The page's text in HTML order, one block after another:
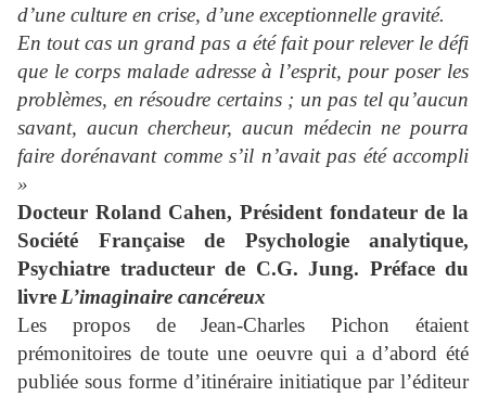
d’une culture en crise, d’une exceptionnelle gravité.
En tout cas un grand pas a été fait pour relever le défi
que le corps malade adresse à l’esprit, pour poser les
problèmes, en résoudre certains ; un pas tel qu’aucun
savant, aucun chercheur, aucun médecin ne pourra
faire dorénavant comme s’il n’avait pas été accompli
»
Docteur Roland Cahen, Président fondateur de la
Société Française de Psychologie analytique,
Psychiatre traducteur de C.G. Jung. Préface du
livre L’imaginaire cancéreux
Les propos de Jean-Charles Pichon étaient
prémonitoires de toute une oeuvre qui a d’abord été
publiée sous forme d’itinéraire initiatique par l’éditeur